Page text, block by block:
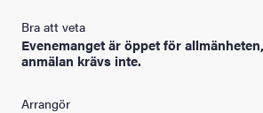
Bra att veta
Evenemanget är öppet för
anmälan krävs inte.
Arrangör